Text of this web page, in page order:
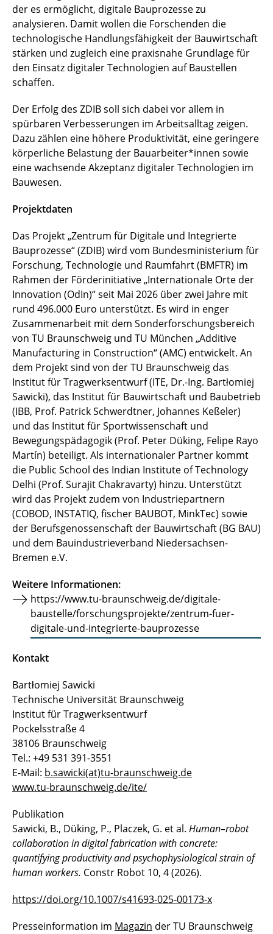
der es ermöglicht, digitale Bauprozesse zu
analysieren. Damit wollen die Forschenden die
technologische Handlungsfähigkeit der Bauwirtschaft
stärken und zugleich eine praxisnahe Grundlage für
den Einsatz digitaler Technologien auf Baustellen
schaffen.
Der Erfolg des ZDIB soll sich dabei vor allem in
spürbaren Verbesserungen im Arbeitsalltag zeigen.
Dazu zählen eine höhere Produktivität, eine geringere
körperliche Belastung der Bauarbeiter*innen sowie
eine wachsende Akzeptanz digitaler Technologien im
Bauwesen.
Projektdaten
Das Projekt „Zentrum für Digitale und Integrierte
Bauprozesse“ (ZDIB) wird vom Bundesministerium für
Forschung, Technologie und Raumfahrt (BMFTR) im
Rahmen der Förderinitiative „Internationale Orte der
Innovation (OdIn)“ seit Mai 2026 über zwei Jahre mit
rund 496.000 Euro unterstützt. Es wird in enger
Zusammenarbeit mit dem Sonderforschungsbereich
von TU Braunschweig und TU München „Additive
Manufacturing in Construction“ (AMC) entwickelt. An
dem Projekt sind von der TU Braunschweig das
Institut für Tragwerksentwurf (ITE, Dr.-Ing. Bartłomiej
Sawicki), das Institut für Bauwirtschaft und Baubetrieb
(IBB, Prof. Patrick Schwerdtner, Johannes Keßeler)
und das Institut für Sportwissenschaft und
Bewegungspädagogik (Prof. Peter Düking, Felipe Rayo
Martín) beteiligt. Als internationaler Partner kommt
die Public School des Indian Institute of Technology
Delhi (Prof. Surajit Chakravarty) hinzu. Unterstützt
wird das Projekt zudem von Industriepartnern
(COBOD, INSTATIQ, fischer BAUBOT, MinkTec) sowie
der Berufsgenossenschaft der Bauwirtschaft (BG BAU)
und dem Bauindustrieverband Niedersachsen-
Bremen e.V.
Weitere Informationen:
https://www.tu-braunschweig.de/digitale-
baustelle/forschungsprojekte/zentrum-fuer-
digitale-und-integrierte-bauprozesse
Kontakt
Bartłomiej Sawicki
Technische Universität Braunschweig
Institut für Tragwerksentwurf
Pockelsstraße 4
38106 Braunschweig
Tel.: +49 531 391-3551
E-Mail: b.sawicki(at)tu-braunschweig.de
www.tu-braunschweig.de/ite/
Publikation
Sawicki, B., Düking, P., Placzek, G. et al. Human–robot
collaboration in digital fabrication with concrete:
quantifying productivity and psychophysiological strain of
human workers. Constr Robot 10, 4 (2026).
https://doi.org/10.1007/s41693-025-00173-x
Presseinformation im Magazin der TU Braunschweig